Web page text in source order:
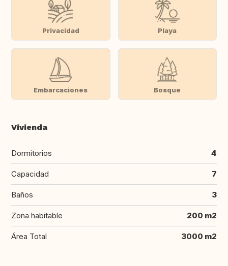
Privacidad Playa
Embarcaciones Bosque
Vivienda
Dormitorios 4
Capacidad 7
Baños 3
Zona habitable 200 m2
Área Total 3000 m2